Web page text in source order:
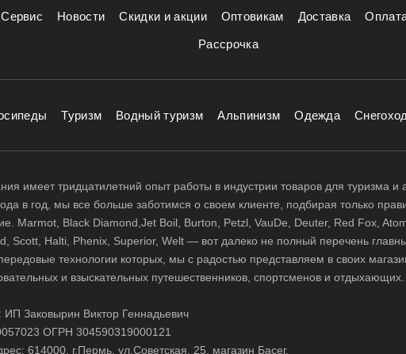
Сервис Новости Скидки и акции Оптовикам Доставка
Рассрочка
Туризм Водный туризм Альпинизм Одежда
имеет тридцатилетний опыт работы в индустрии товаров для туризма и
в год, мы все больше заботимся о своем клиенте, подбирая только
Marmot, Black Diamond,Jet Boil, Burton, Petzl, VauDe, Deuter, Red Fox,
Scott, Halti, Phenix, Superior, Welt — вот далеко не полный перечень
технологии которых, мы с радостью представляем в своих
и взыскательных путешественников, спортсменов и отдыхающих.
ИП Заковырин Виктор Геннадьевич
ОГРН 304590319000121
614000, г.Пермь, ул.Советская, 25, магазин Басег.